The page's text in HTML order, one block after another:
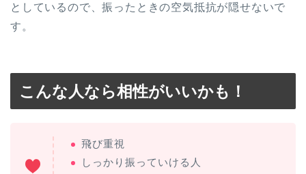
としているので、振ったときの空気抵抗が隠せないで
す。
こんな人なら相性がいいかも！
飛び重視
しっかり振っていける人